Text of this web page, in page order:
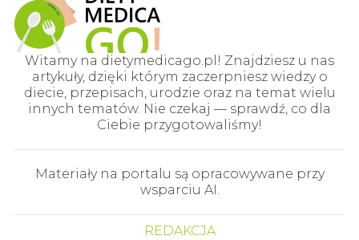
Witamy na dietymedicago.pl! Znajdziesz u nas
artykuły, dzięki którym zaczerpniesz wiedzy o
diecie, przepisach, urodzie oraz na temat wielu
innych tematów. Nie czekaj — sprawdź, co dla
Ciebie przygotowaliśmy!
Materiały na portalu są opracowywane przy
wsparciu AI.
REDAKCJA